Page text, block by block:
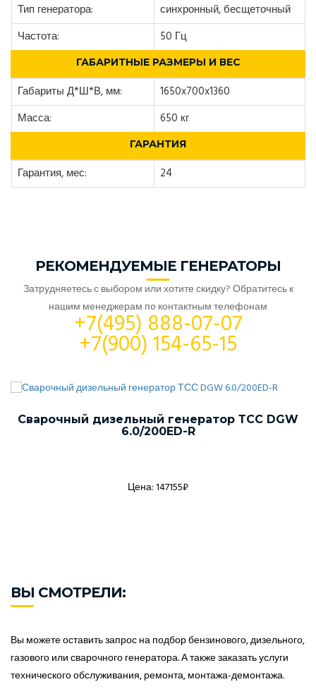
Тип генератора:
синхронный, бесщеточный
Частота:
50 Гц
ГАБАРИТНЫЕ РАЗМЕРЫ И ВЕС
Габариты Д*Ш*В, мм:
1650x700x1360
Масса:
650 кг
ГАРАНТИЯ
Гарантия, мес: 24
РЕКОМЕНДУЕМЫЕ ГЕНЕРАТОРЫ
Затрудняетесь с выбором или хотите скидку? Обратитесь к
нашим менеджерам по контактным телефонам
+7(495) 888-07-07
+7(900) 154-65-15
Сварочный дизельный генератор ТСС DGW
6.0/200ED-R
Цена: 147155₽
ВЫ СМОТРЕЛИ:
Вы можете оставить запрос на подбор бензинового, дизельного,
газового или сварочного генератора. А также заказать услуги
технического обслуживания, ремонта, монтажа-демонтажа.